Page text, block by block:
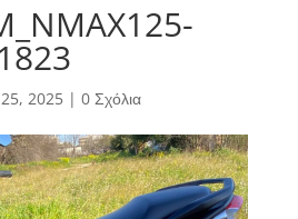
2025| 0 Σχόλια